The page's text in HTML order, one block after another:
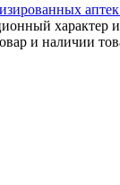
и наличии